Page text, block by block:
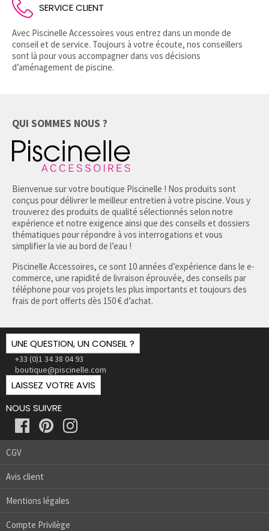
SERVICE CLIENT
Avec Piscinelle Accessoires vous entrez dans un monde de
conseil et de service. Toujours à votre écoute, nos conseillers
sont là pour vous accompagner dans vos décisions
d’aménagement de piscine.
QUI SOMMES NOUS ?
Bienvenue sur votre boutique Piscinelle ! Nos produits sont
conçus pour délivrer le meilleur entretien à votre piscine. Vous y
trouverez des produits de qualité sélectionnés selon notre
expérience et notre exigence ainsi que des conseils et dossiers
thématiques pour répondre à vos interrogations et vous
simplifier la vie au bord de l’eau !
Piscinelle Accessoires, ce sont 10 années d’expérience dans le e-
commerce, une rapidité de livraison éprouvée, des conseils par
téléphone pour vos projets les plus importants et toujours des
frais de port offerts dès 150 € d’achat.
UNE QUESTION, UN CONSEIL ?
+33 (0)1 34 38 04 93
boutique@piscinelle.com
LAISSEZ VOTRE AVIS
NOUS SUIVRE
CGV
Avis client
Mentions légales
Compte Privilège